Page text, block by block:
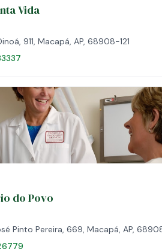
Vida
911, Macapá, AP, 68908-121
do Povo
Pinto Pereira, 669, Macapá, AP,